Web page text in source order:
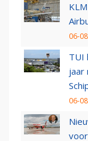
06-
TUI
jaar
06-